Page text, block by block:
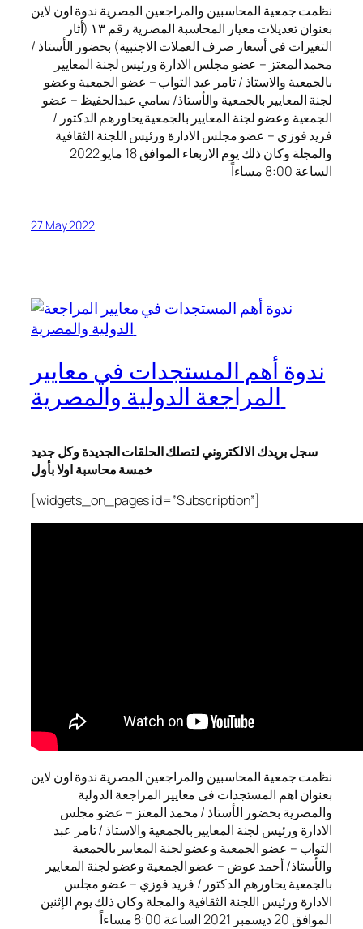
نظمت جمعية المحاسبين والمراجعين المصرية ندوة اون لاين
بعنوان تعديلات معيار المحاسبة المصرية رقم ١٣ (أثار
التغيرات في أسعار صرف العملات الاجنبية) بحضور الأستاذ /
محمد المعتز – عضو مجلس الادارة ورئيس لجنة المعايير
بالجمعية والاستاذ / تامر عبد التواب – عضو الجمعية وعضو
لجنة المعايير بالجمعية والأستاذ/ سامي عبدالحفيظ – عضو
الجمعية وعضو لجنة المعايير بالجمعية يحاورهم الدكتور /
فريد فوزي – عضو مجلس الادارة ورئيس اللجنة الثقافية
والمجلة وكان ذلك يوم الاربعاء الموافق 18 مايو 2022
الساعة 8:00 مساءاً
27 May 2022
ندوة أهم المستجدات في معايير
سجل بريدك الالكتروني لتصلك الحلقات الجديدة وكل جديد
خمسة محاسبة اولا بأول
[widgets_on_pages id=”Subscription”]
نظمت جمعية المحاسبين والمراجعين المصرية ندوة اون لاين
بعنوان اهم المستجدات فى معايير المراجعة الدولية
والمصرية بحضور الأستاذ / محمد المعتز – عضو مجلس
الادارة ورئيس لجنة المعايير بالجمعية والاستاذ / تامر عبد
التواب – عضو الجمعية وعضو لجنة المعايير بالجمعية
والأستاذ/ أحمد عوض – عضو الجمعية وعضو لجنة المعايير
بالجمعية يحاورهم الدكتور / فريد فوزي – عضو مجلس
الادارة ورئيس اللجنة الثقافية والمجلة وكان ذلك يوم الإثنين
الموافق 20 ديسمبر 2021 الساعة 8:00 مساءاً